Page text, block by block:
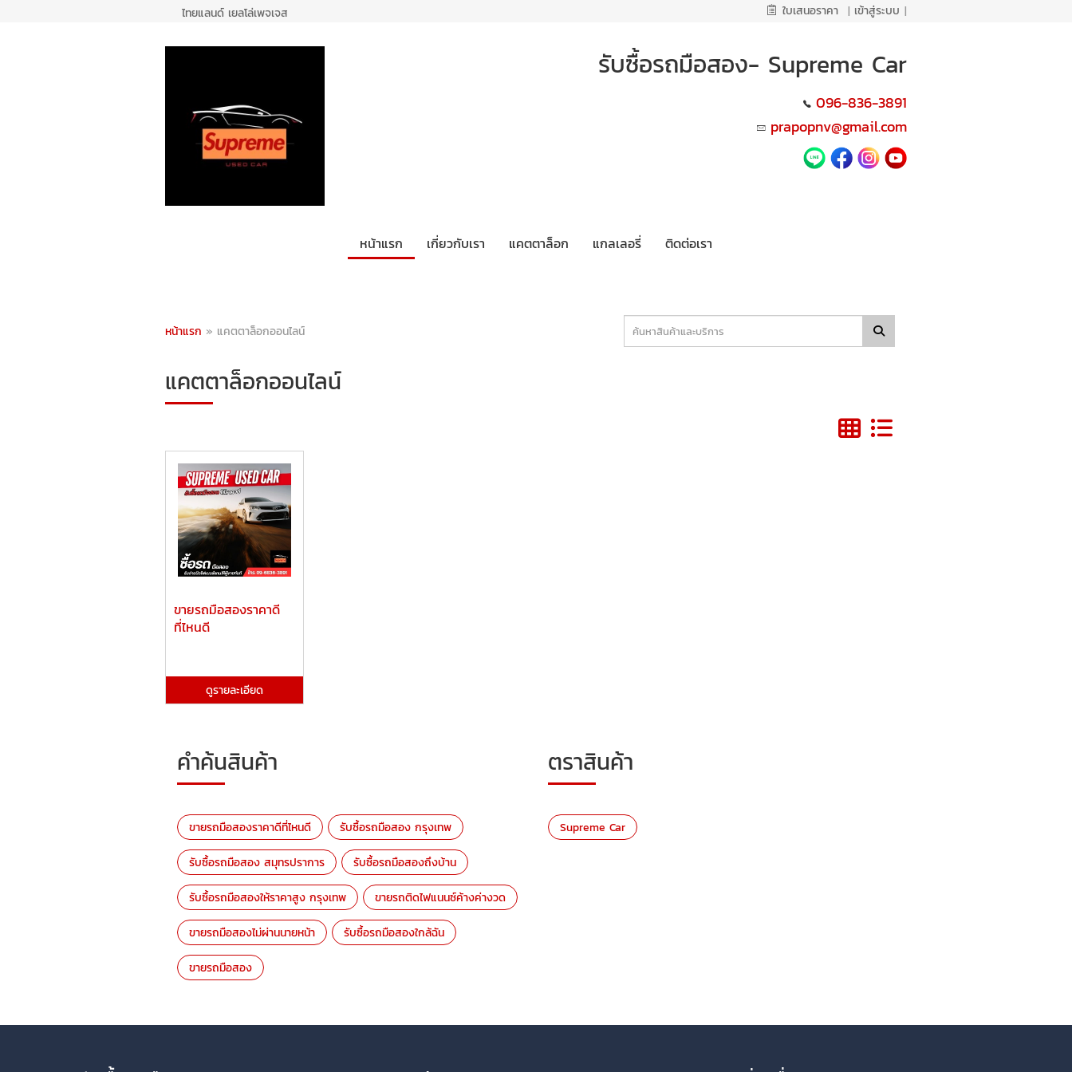
ไทยแลนด์ เยลโล่เพจเจส ใบเสนอราคา | เข้าสู่ระบบ |
รับซื้อรถมือสอง- Supreme Car
096-836-3891
prapopnv@gmail.com
หน้าแรก เกี่ยวกับเรา แคตตาล็อก แกลเลอรี่ ติดต่อเรา
หน้าแรก » แคตตาล็อกออนไลน์
แคตตาล็อกออนไลน์
ขายรถมือสองราคาดี
ที่ไหนดี
ดูรายละเอียด
คำค้นสินค้า
ขายรถมือสองราคาดีที่ไหนดี รับซื้อรถมือสอง กรุงเทพ
รับซื้อรถมือสอง สมุทรปราการ รับซื้อรถมือสองถึงบ้าน
รับซื้อรถมือสองให้ราคาสูง กรุงเทพ ขายรถติดไฟแนนซ์ค้างค่างวด
ขายรถมือสองไม่ผ่านนายหน้า รับซื้อรถมือสองใกล้ฉัน
ขายรถมือสอง
ตราสินค้า
Supreme Car